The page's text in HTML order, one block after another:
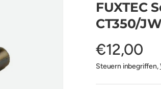
FUXTEC
CT350/
€12,00
Steuern inbegriffen,